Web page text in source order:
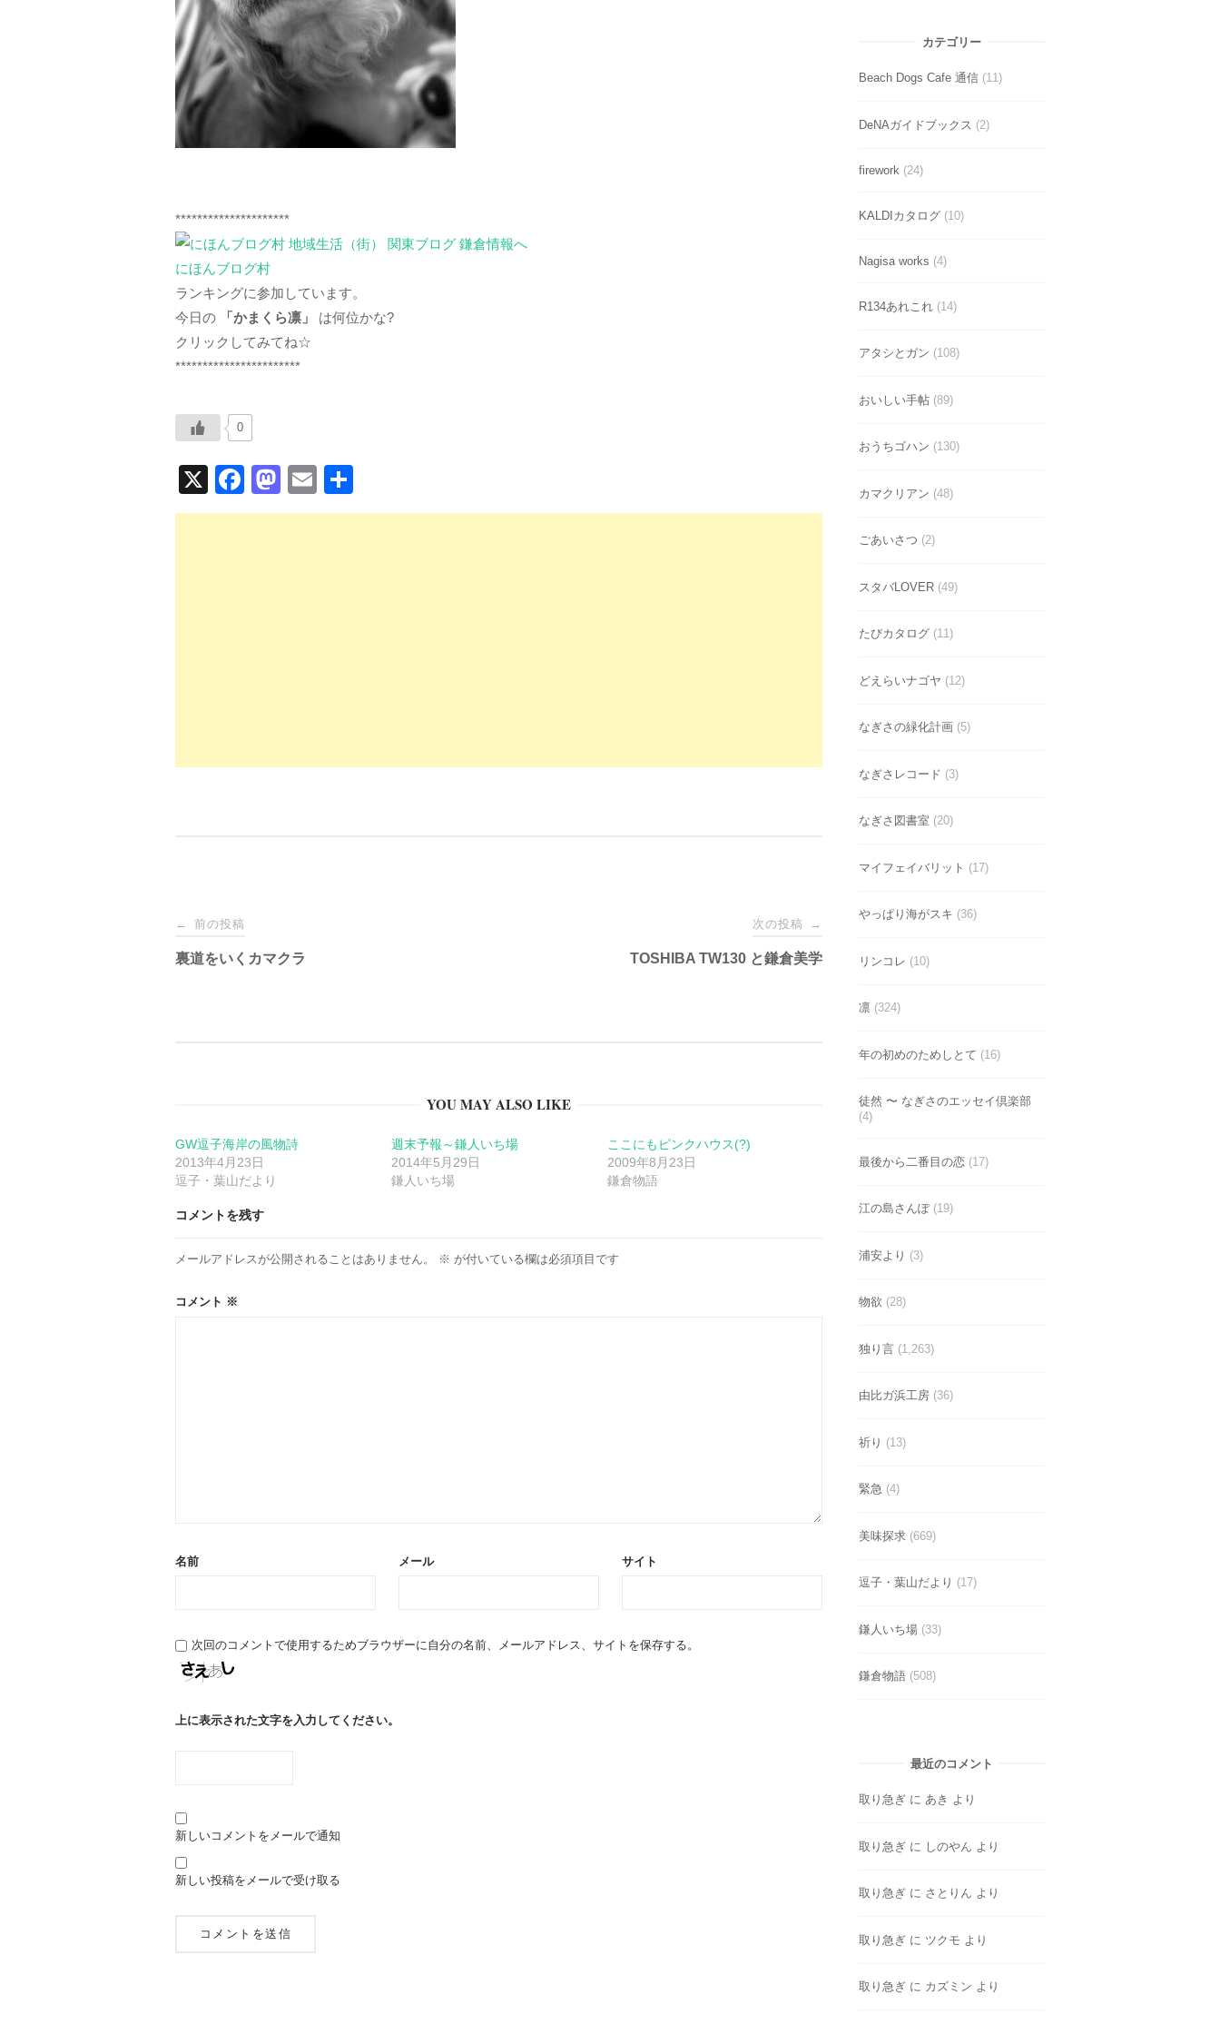
*********************
にほんブログ村
ランキングに参加しています。
今日の
「かまくら凛」
は何位かな?
クリックしてみてね☆
***********************
0
X
F
a
M
a
E
m 有
投
稿
ー
シ
ョ
ン
← 前の投稿
裏道をいくカマクラ
次の投稿 →
TOSHIBA TW130 と鎌倉美学
YOU MAY ALSO LIKE
GW逗子海岸の風物詩
2013年4月23日
逗子・葉山だより
週末予報～鎌人いち場
2014年5月29日
鎌人いち場
ここにもピンクハウス(?)
2009年8月23日
鎌倉物語
コメントを残す
メールアドレスが公開されることはありません。 ※ が付いている欄は必須項目です
コメント ※
名前 メール サイト
次回のコメントで使用するためブラウザーに自分の名前、メールアドレス、サイトを保存する。
上に表示された文字を入力してください。
新しいコメントをメールで通知
新しい投稿をメールで受け取る
カテゴリー
Beach Dogs Cafe 通信(11)
DeNAガイドブックス (2)
firework(24)
KALDIカタログ(10)
Nagisa works (4)
R134あれこれ(14)
アタシとガン (108)
おいしい手帖(89)
おうちゴハン (130)
カマクリアン (48)
ごあいさつ (2)
スタバLOVER(49)
たびカタログ(11)
どえらいナゴヤ (12)
なぎさの緑化計画(5)
なぎさレコード (3)
なぎさ図書室 (20)
マイフェイバリット (17)
やっぱり海がスキ (36)
リンコレ (10)
凛(324)
年の初めのためしとて (16)
徒然 〜 なぎさのエッセイ倶楽部
(4)
最後から二番目の恋(17)
江の島さんぽ(19)
浦安より (3)
物欲 (28)
独り言(1,263)
由比ガ浜工房(36)
祈り (13)
緊急 (4)
美味探求(669)
逗子・葉山だより (17)
鎌人いち場(33)
鎌倉物語(508)
最近のコメント
取り急ぎに あき より
取り急ぎに しのやん より
取り急ぎに さとりん より
取り急ぎに ツクモ より
取り急ぎに カズミン より